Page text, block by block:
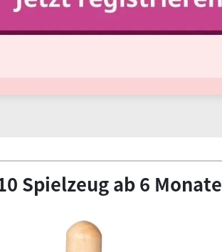
Spielzeug ab 6 Monate